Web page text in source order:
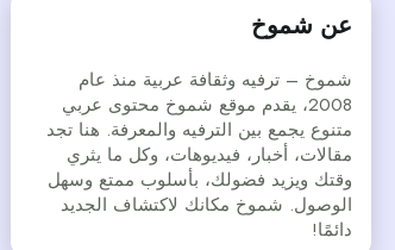
عن شموخ
شموخ – ترفيه وثقافة عربية منذ عام
2008، يقدم موقع شموخ محتوى عربي
متنوع يجمع بين الترفيه والمعرفة. هنا تجد
مقالات، أخبار، فيديوهات، وكل ما يثري
وقتك ويزيد فضولك، بأسلوب ممتع وسهل
الوصول. شموخ مكانك لاكتشاف الجديد
دائمًا!